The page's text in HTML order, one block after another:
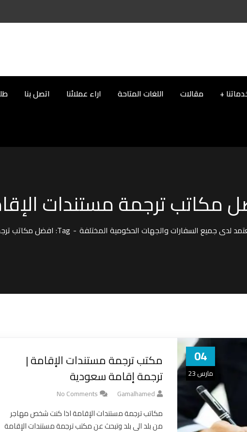
مقالات اللغات المتاحة اراء عملائنا اتصل بنا
مكاتب ترجمة مستندات
لدى جميع السفارات والجهات الحكومية المختلفة Tag: افضل مكاتب ترجمة مستندات الإقامة
04
مارس 23
مكتب ترجمة مستندات الإقامة |
ترجمة إقامة سعودية
Gamalhamed
No Comments
مكاتب ترجمة مستندات الإقامة اذا كنت شخص مهاجر
من بلد الى بلد وتبحث عن مكتب ترجمة مستندات الإقامة